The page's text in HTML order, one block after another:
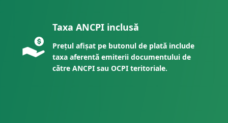
Taxa ANCPI inclusă
Prețul afișat pe butonul de plată include
taxa aferentă emiterii documentului de
către ANCPI sau OCPI teritoriale.